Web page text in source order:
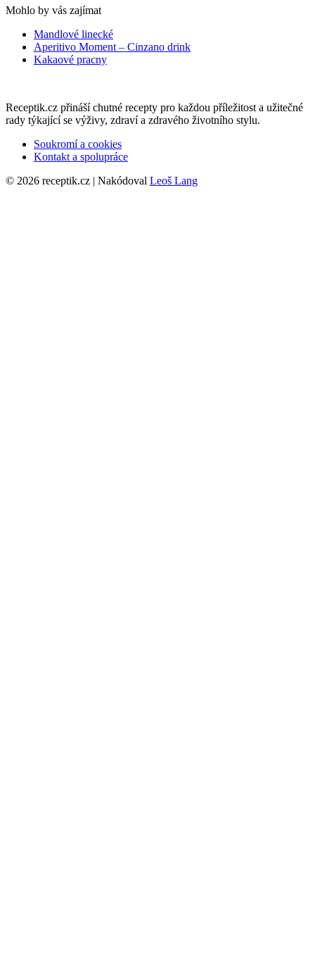
Mohlo by vás zajímat
Mandlové linecké
Aperitivo Moment – Cinzano drink
Kakaové pracny
Receptik.cz přináší chutné recepty pro každou příležitost a užitečné
rady týkající se výživy, zdraví a zdravého životního stylu.
Soukromí a cookies
Kontakt a spolupráce
© 2026 receptik.cz | Nakódoval Leoš Lang